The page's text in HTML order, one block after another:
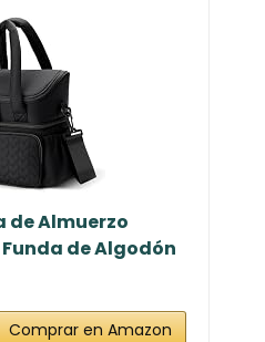
de Almuerzo
Funda de Algodón
Comprar en Amazon